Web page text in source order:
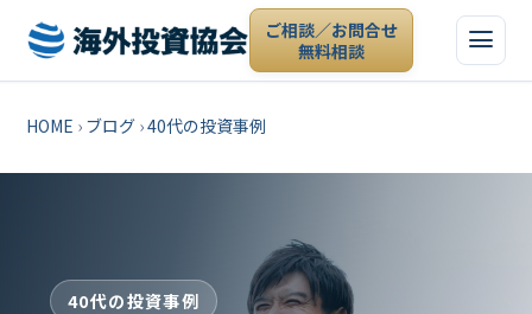
ご相談／お問合せ
無料相談
HOME › ブログ ›40代の投資事例
40代の投資事例